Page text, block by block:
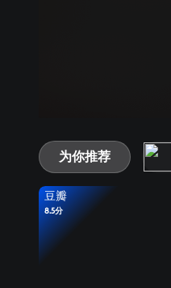
为你推荐
豆瓣
8.5分